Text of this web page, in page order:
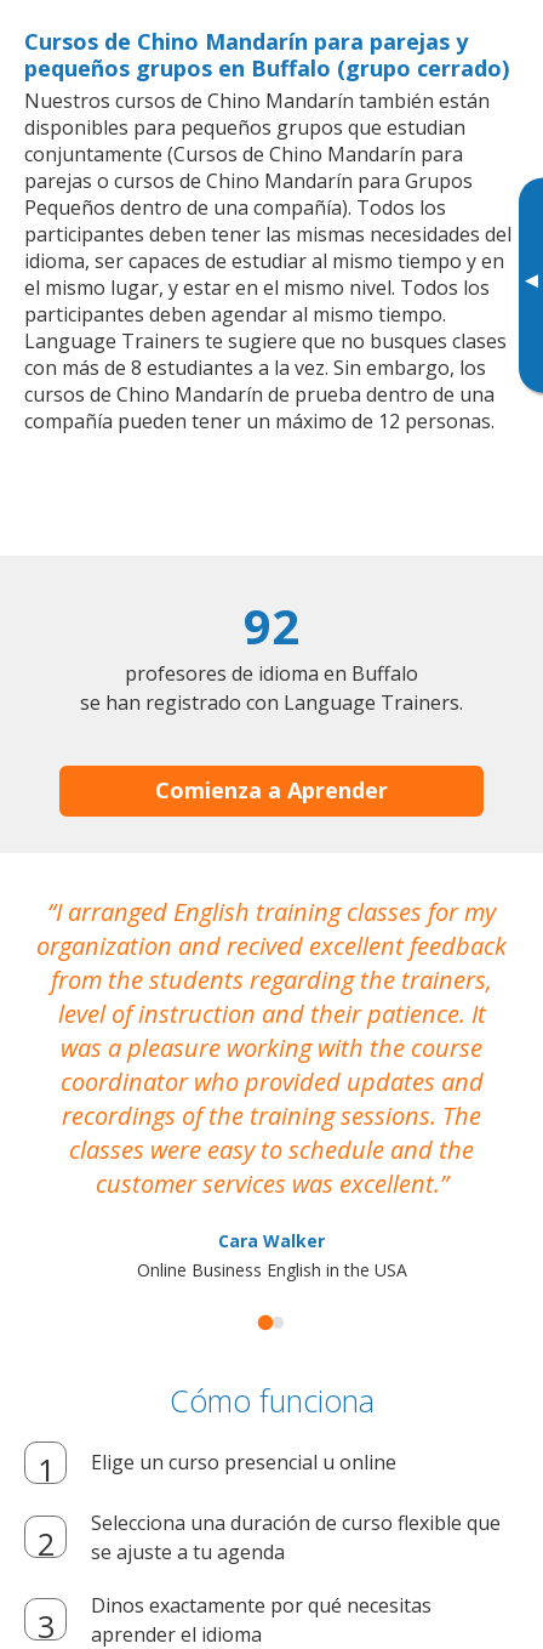
▸
Cursos de Chino Mandarín para parejas y
pequeños grupos en Buffalo (grupo cerrado)
Nuestros cursos de Chino Mandarín también están
disponibles para pequeños grupos que estudian
conjuntamente (Cursos de Chino Mandarín para
parejas o cursos de Chino Mandarín para Grupos
Pequeños dentro de una compañía). Todos los
participantes deben tener las mismas necesidades del
idioma, ser capaces de estudiar al mismo tiempo y en
el mismo lugar, y estar en el mismo nivel. Todos los
participantes deben agendar al mismo tiempo.
Language Trainers te sugiere que no busques clases
con más de 8 estudiantes a la vez. Sin embargo, los
cursos de Chino Mandarín de prueba dentro de una
compañía pueden tener un máximo de 12 personas.
92
profesores de idioma en Buffalo
se han registrado con Language Trainers.
Comienza a Aprender
I arranged English training classes for my
organization and recived excellent feedback
from the students regarding the trainers,
level of instruction and their patience. It
was a pleasure working with the course
coordinator who provided updates and
recordings of the training sessions. The
classes were easy to schedule and the
customer services was excellent.
Cara Walker
Online Business English in the USA
Cómo funciona
Elige un curso presencial u online
Selecciona una duración de curso flexible que
se ajuste a tu agenda
Dinos exactamente por qué necesitas
aprender el idioma